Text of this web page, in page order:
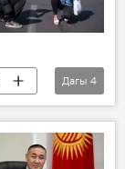
Дагы 4